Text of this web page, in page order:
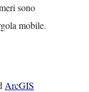
sono
mobile.
ArcGIS